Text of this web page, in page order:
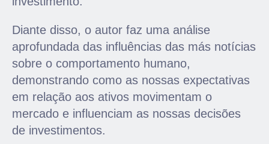
Diante disso, o autor faz uma análise
aprofundada das influências das más notícias
sobre o comportamento humano,
demonstrando como as nossas expectativas
em relação aos ativos movimentam o
mercado e influenciam as nossas decisões
de investimentos.